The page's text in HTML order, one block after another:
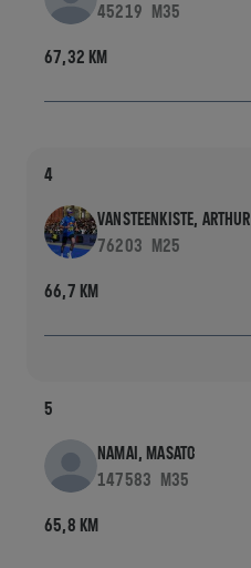
45219 M35
67,32 KM
4
VANSTEENKISTE, ARTHUR
76203 M25
66,7 KM
5
NAMAI, MASATO
147583 M35
65,8 KM